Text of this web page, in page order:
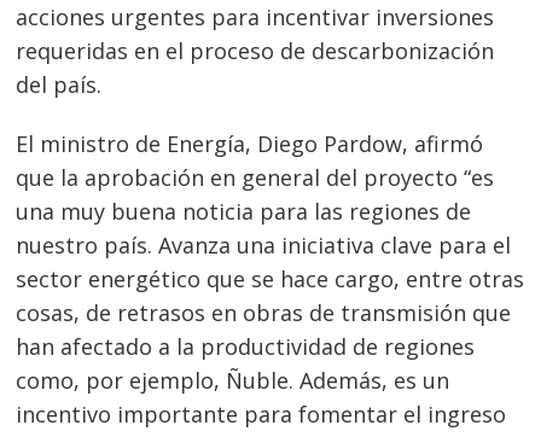
acciones urgentes para incentivar inversiones
requeridas en el proceso de descarbonización
del país.
El ministro de Energía, Diego Pardow, afirmó
que la aprobación en general del proyecto “es
una muy buena noticia para las regiones de
nuestro país. Avanza una iniciativa clave para el
sector energético que se hace cargo, entre otras
cosas, de retrasos en obras de transmisión que
han afectado a la productividad de regiones
como, por ejemplo, Ñuble. Además, es un
incentivo importante para fomentar el ingreso